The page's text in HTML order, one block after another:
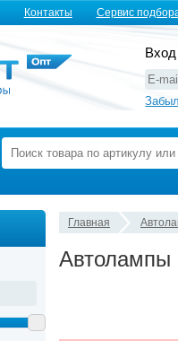
Контакты Сервис
Главная
Автолампы